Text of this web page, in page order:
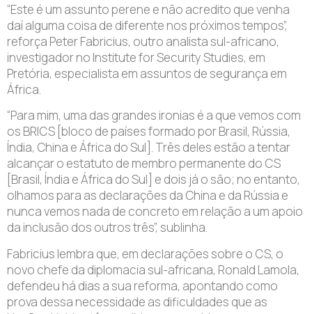
“Este é um assunto perene e não acredito que venha
daí alguma coisa de diferente nos próximos tempos”,
reforça Peter Fabricius, outro analista sul-africano,
investigador no Institute for Security Studies, em
Pretória, especialista em assuntos de segurança em
África.
“Para mim, uma das grandes ironias é a que vemos com
os BRICS [bloco de países formado por Brasil, Rússia,
Índia, China e África do Sul]. Três deles estão a tentar
alcançar o estatuto de membro permanente do CS
[Brasil, Índia e África do Sul] e dois já o são; no entanto,
olhamos para as declarações da China e da Rússia e
nunca vemos nada de concreto em relação a um apoio
da inclusão dos outros três”, sublinha.
Fabricius lembra que, em declarações sobre o CS, o
novo chefe da diplomacia sul-africana, Ronald Lamola,
defendeu há dias a sua reforma, apontando como
prova dessa necessidade as dificuldades que as